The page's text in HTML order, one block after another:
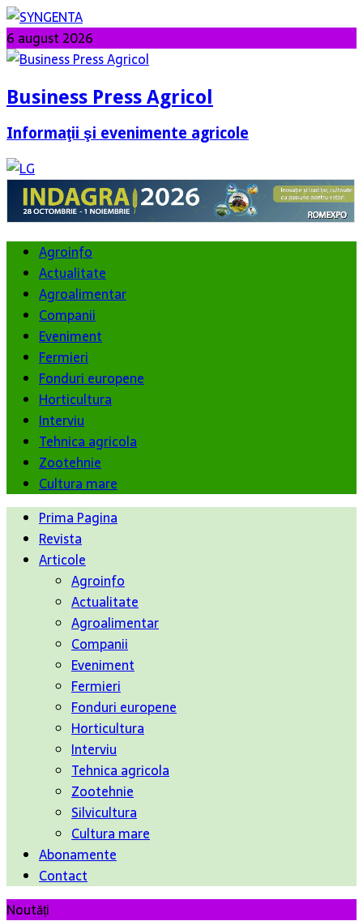
6 august 2026
Business Press Agricol
Informaţii şi evenimente agricole
Agroinfo
Actualitate
Agroalimentar
Companii
Eveniment
Fermieri
Fonduri europene
Horticultura
Interviu
Tehnica agricola
Zootehnie
Cultura mare
Prima Pagina
Revista
Articole
Agroinfo
Actualitate
Agroalimentar
Companii
Eveniment
Fermieri
Fonduri europene
Horticultura
Interviu
Tehnica agricola
Zootehnie
Silvicultura
Cultura mare
Abonamente
Contact
Noutăți